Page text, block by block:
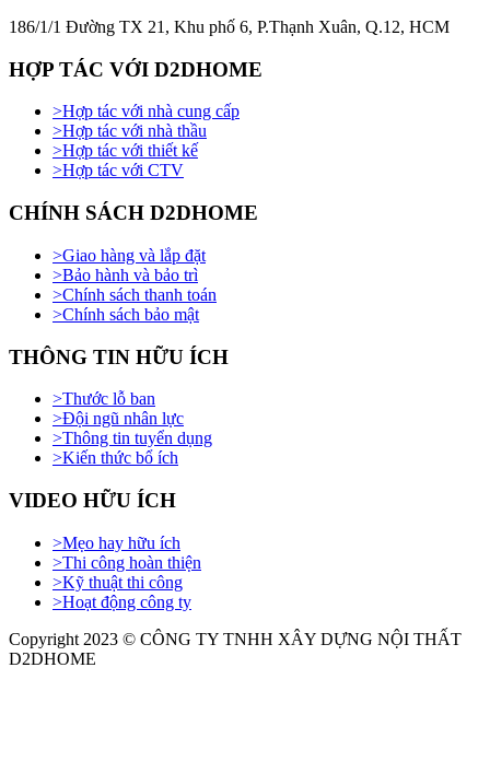
186/1/1 Đường TX 21, Khu phố 6, P.Thạnh Xuân, Q.12, HCM
HỢP TÁC VỚI D2DHOME
>Hợp tác với nhà cung cấp
>Hợp tác với nhà thầu
>Hợp tác với thiết kế
>Hợp tác với CTV
CHÍNH SÁCH D2DHOME
>Giao hàng và lắp đặt
>Bảo hành và bảo trì
>Chính sách thanh toán
>Chính sách bảo mật
THÔNG TIN HỮU ÍCH
>Thước lỗ ban
>Đội ngũ nhân lực
>Thông tin tuyển dụng
>Kiến thức bổ ích
VIDEO HỮU ÍCH
>Mẹo hay hữu ích
>Thi công hoàn thiện
>Kỹ thuật thi công
>Hoạt động công ty
Copyright 2023 © CÔNG TY TNHH XÂY DỰNG NỘI THẤT
D2DHOME